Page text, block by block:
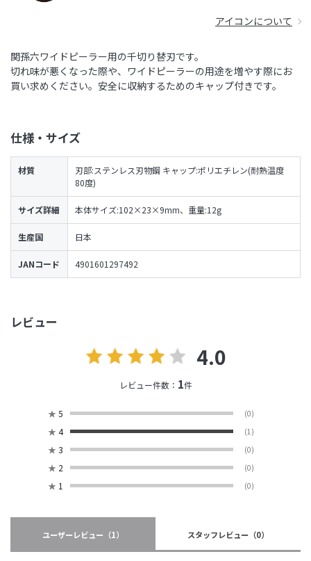
レビュー
4.0
レビュー件数： 1件
★ 5 (0)
★ 4 (1)
★ 3 (0)
★ 2 (0)
★ 1 (0)
ユーザーレビュー （1） スタッフレビュー （0）
アイコンについて
関孫六ワイドピーラー用の千切り替刃です。
切れ味が悪くなった際や、ワイドピーラーの用途を増やす際にお
買い求めください。安全に収納するためのキャップ付きです。
仕様・サイズ
材質
刃部:ステンレス刃物鋼 キャップ:ポリエチレン(耐熱温度
80度)
サイズ詳細 本体サイズ:102×23×9mm、重量:12g
生産国 日本
JANコード 4901601297492